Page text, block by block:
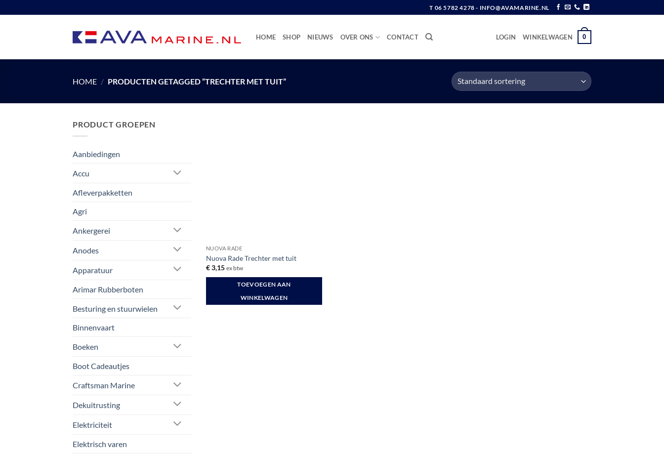
naar
T 06 5782 4278 - INFO@AVAMARINE.NL
HOME SHOP NIEUWS OVER ONS CONTACT LOGIN WINKELWAGEN 0
HOME / PRODUCTEN GETAGGED “TRECHTER MET TUIT”
PRODUCT GROEPEN
Aanbiedingen
Accu
Afleverpakketten
Agri
Ankergerei
Anodes
Apparatuur
Arimar Rubberboten
Besturing en stuurwielen
Binnenvaart
Boeken
Boot Cadeautjes
Craftsman Marine
Dekuitrusting
Elektriciteit
Elektrisch varen
NUOVA RADE
Nuova Rade Trechter met tuit
€3,15 ex btw
TOEVOEGEN AAN
WINKELWAGEN